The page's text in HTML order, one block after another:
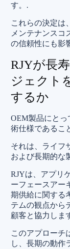
す。.
これらの決定は
メンテナンスコ
の信頼性にも影
RJYが長
ジェクト
するか
OEM製品にと
術仕様であるこ
それは、ライフ
および長期的な
RJYは、アプリ
ーフェースアー
期供給に関する
テムの観点から
顧客と協力しま
このアプローチ
し、長期の動作